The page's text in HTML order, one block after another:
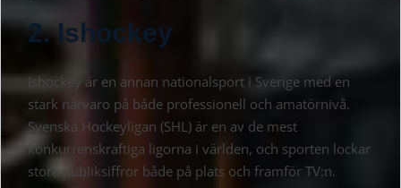
2. Ishockey
Ishockey är en annan nationalsport i Sverige med en
stark närvaro på både professionell och amatörnivå.
Svenska Hockeyligan (SHL) är en av de mest
konkurrenskraftiga ligorna i världen, och sporten lockar
stora publiksiffror både på plats och framför TV:n.